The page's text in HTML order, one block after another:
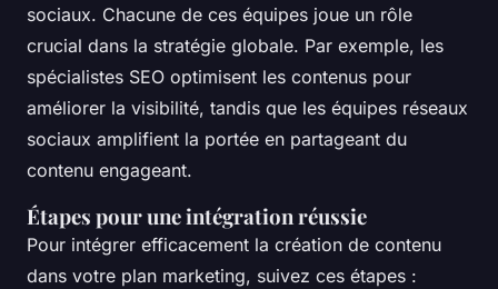
sociaux. Chacune de ces équipes joue un rôle
crucial dans la stratégie globale. Par exemple, les
spécialistes SEO optimisent les contenus pour
améliorer la visibilité, tandis que les équipes réseaux
sociaux amplifient la portée en partageant du
contenu engageant.
Étapes pour une intégration réussie
Pour intégrer efficacement la création de contenu
dans votre plan marketing, suivez ces étapes :